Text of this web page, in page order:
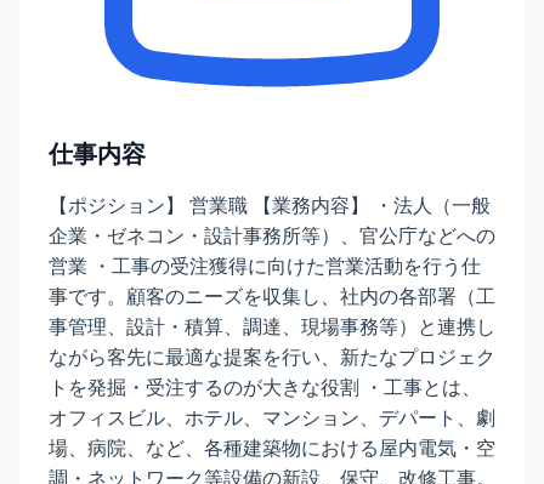
仕事内容
【ポジション】 営業職 【業務内容】 ・法人（一般
企業・ゼネコン・設計事務所等）、官公庁などへの
営業 ・工事の受注獲得に向けた営業活動を行う仕
事です。顧客のニーズを収集し、社内の各部署（工
事管理、設計・積算、調達、現場事務等）と連携し
ながら客先に最適な提案を行い、新たなプロジェク
トを発掘・受注するのが大きな役割 ・工事とは、
オフィスビル、ホテル、マンション、デパート、劇
場、病院、など、各種建築物における屋内電気・空
調・ネットワーク等設備の新設、保守、改修工事。